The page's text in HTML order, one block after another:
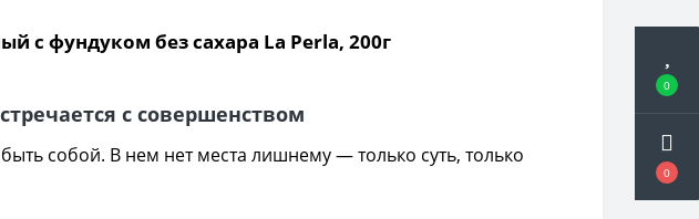
0
0
с фундуком без сахара La Perla, 200г
с совершенством
собой. В нем нет места лишнему — только суть, только